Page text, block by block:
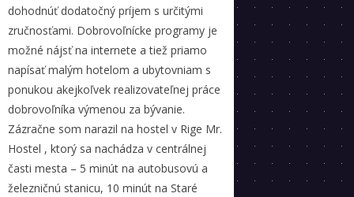
dohodnúť dodatočný príjem s určitými
zručnosťami. Dobrovoľnícke programy je
možné nájsť na internete a tiež priamo
napísať malým hotelom a ubytovniam s
ponukou akejkoľvek realizovateľnej práce
dobrovoľníka výmenou za bývanie.
Zázračne som narazil na hostel v Rige Mr.
Hostel , ktorý sa nachádza v centrálnej
časti mesta – 5 minút na autobusovú a
železničnú stanicu, 10 minút na Staré